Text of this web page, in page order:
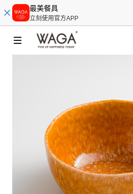
最美餐具
立刻使用官方APP